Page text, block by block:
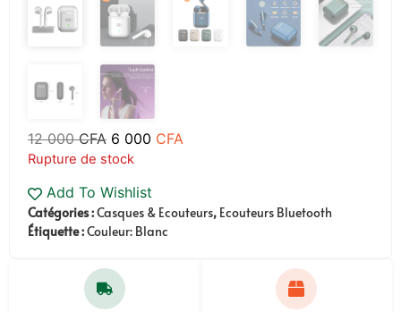
12 000CFA 6 000 CFA
Rupture de stock
Add To Wishlist
Catégories :Casques & Ecouteurs, Ecouteurs Bluetooth
Étiquette :Couleur: Blanc